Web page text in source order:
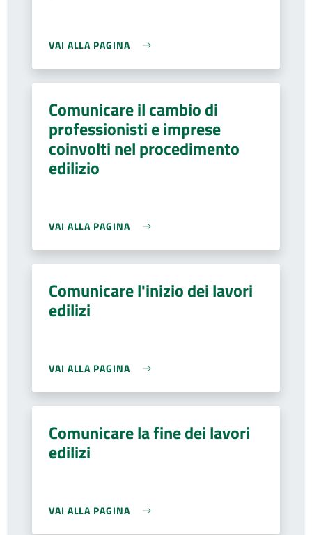
VAI ALLA PAGINA
Comunicare il cambio di
professionisti e imprese
coinvolti nel procedimento
edilizio
VAI ALLA PAGINA
Comunicare l'inizio dei lavori
edilizi
VAI ALLA PAGINA
Comunicare la fine dei lavori
edilizi
VAI ALLA PAGINA